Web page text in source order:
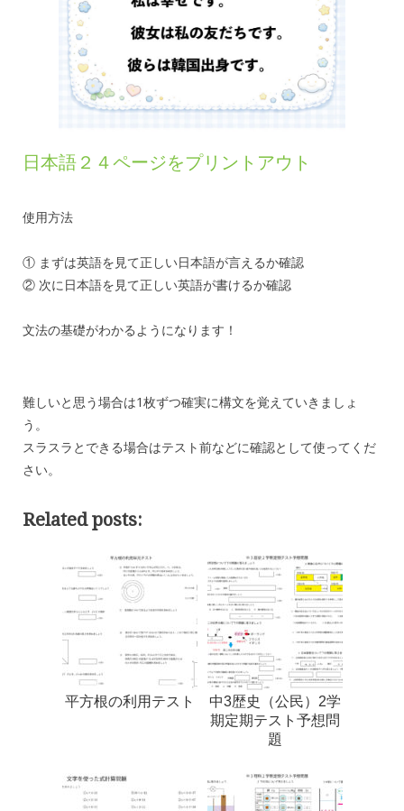
日本語２４ページをプリントアウト
使用方法
① まずは英語を見て正しい日本語が言えるか確認
② 次に日本語を見て正しい英語が書けるか確認
文法の基礎がわかるようになります！
難しいと思う場合は1枚ずつ確実に構文を覚えていきましょ
う。
スラスラとできる場合はテスト前などに確認として使ってくだ
さい。
Related posts:
平方根の利用テスト
中3歴史（公民）2学
期定期テスト予想問
題